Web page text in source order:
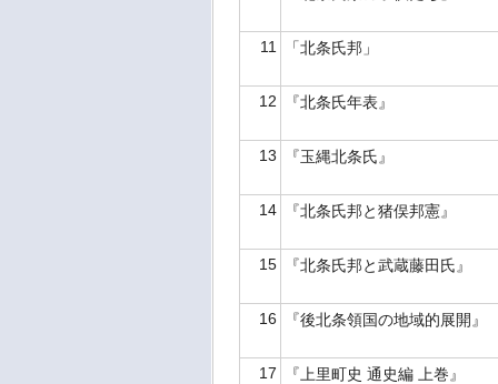
11 「北条氏邦」
12 『北条氏年表』
13 『玉縄北条氏』
14 『北条氏邦と猪俣邦憲』
15 『北条氏邦と武蔵藤田氏』
16 『後北条領国の地域的展開』
17 『上里町史 通史編 上巻』